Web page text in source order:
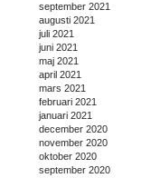
september 2021
augusti 2021
juli 2021
juni 2021
maj 2021
april 2021
mars 2021
februari 2021
januari 2021
december 2020
november 2020
oktober 2020
september 2020